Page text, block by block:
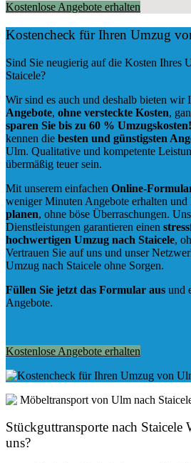
Kostenlose Angebote erhalten
Kostencheck für Ihren Umzug
Sind Sie neugierig auf die Kosten Ihres
Staicele?
Wir sind es auch und deshalb bieten wir
Angebote, ohne versteckte Kosten,
sparen Sie bis zu 60 % Umzugskosten!
kennen die besten und günstigsten
Ulm. Qualitative und kompetente
übermäßig teuer sein.
Mit unserem einfachen Online-
weniger Minuten Angebote erhalten und
planen, ohne böse Überraschungen.
Dienstleistungen garantieren einen
hochwertigen Umzug nach Staicele,
Vertrauen Sie auf uns und unser
Umzug nach Staicele ohne Sorgen.
Füllen Sie jetzt das Formular aus und
Angebote.
Kostenlose Angebote erhalten
Stückguttransporte nach Staicele
uns?